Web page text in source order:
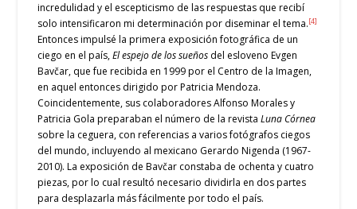
incredulidad y el escepticismo de las respuestas que recibí
solo intensificaron mi determinación por diseminar el tema.[4]
Entonces impulsé la primera exposición fotográfica de un
ciego en el país,El espejo de los sueños del esloveno Evgen
Bavčar, que fue recibida en 1999 por el Centro de la Imagen,
en aquel entonces dirigido por Patricia Mendoza.
Coincidentemente, sus colaboradores Alfonso Morales y
Patricia Gola preparaban el número de la revistaLuna Córnea
sobre la ceguera, con referencias a varios fotógrafos ciegos
del mundo, incluyendo al mexicano Gerardo Nigenda (1967-
2010). La exposición de Bavčar constaba de ochenta y cuatro
piezas, por lo cual resultó necesario dividirla en dos partes
para desplazarla más fácilmente por todo el país.